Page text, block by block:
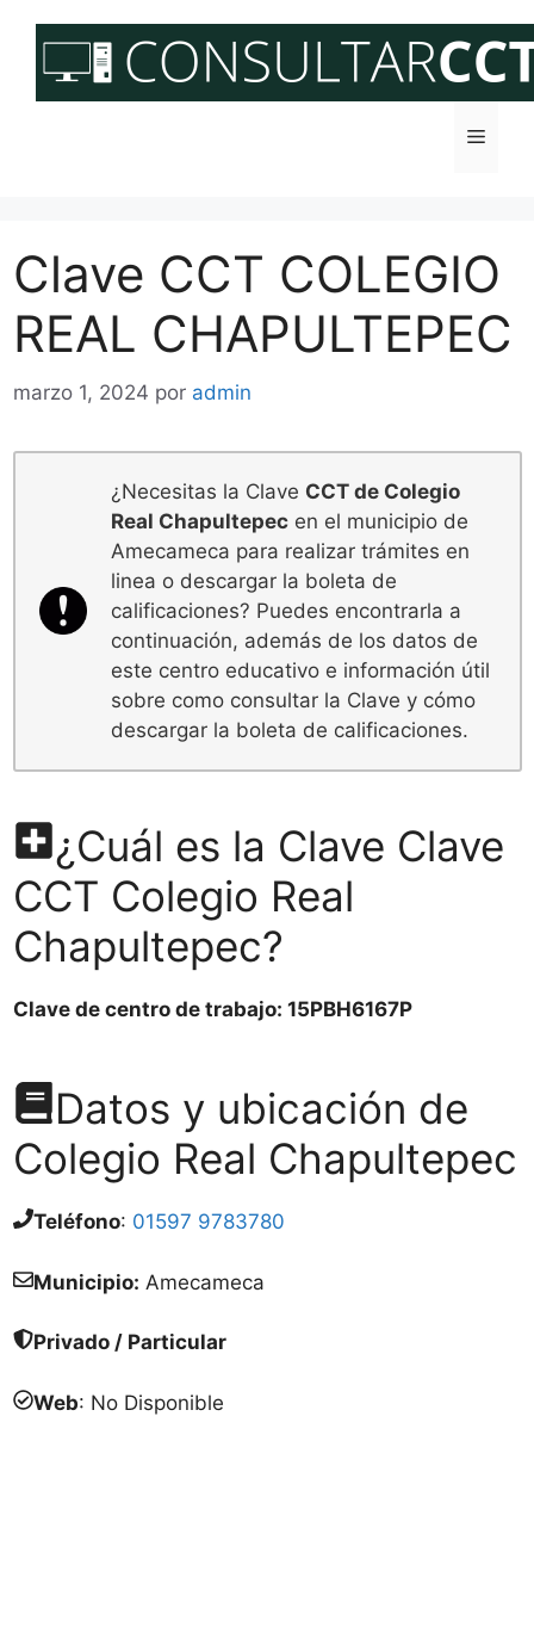
contenido
Menú
Clave CCT COLEGIO
REAL CHAPULTEPEC
marzo 1, 2024 por admin
¿Necesitas la Clave CCT de Colegio
Real Chapultepec en el municipio de
Amecameca para realizar trámites en
linea o descargar la boleta de
calificaciones? Puedes encontrarla a
continuación, además de los datos de
este centro educativo e información útil
sobre como consultar la Clave y cómo
descargar la boleta de calificaciones.
¿Cuál es la Clave Clave
CCT Colegio Real
Chapultepec?
Clave de centro de trabajo: 15PBH6167P
Datos y ubicación de
Colegio Real Chapultepec
Teléfono: 01597 9783780
Municipio: Amecameca
Privado / Particular
Web: No Disponible